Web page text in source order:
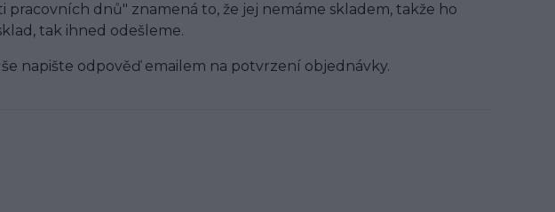
dnů" znamená to, že jej nemáme skladem, takže ho
tak ihned odešleme.
napište odpověď emailem na potvrzení objednávky.